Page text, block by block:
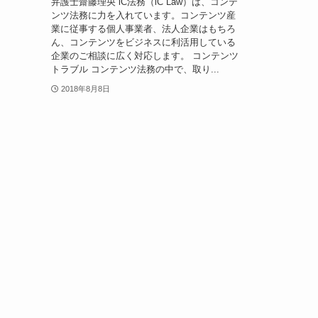
ンツ法務に力を入れています。コンテンツ産
業に従事する個人事業者、法人企業はもちろ
ん、コンテンツをビジネスに利活用している
企業のご相談に広く対応します。 コンテンツ
トラブル コンテンツ法務の中で、取り...
2018年8月8日